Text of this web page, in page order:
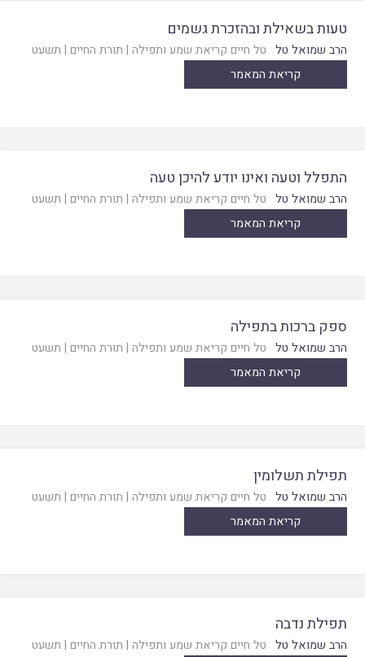
טעות בשאילת ובהזכרת גשמים
הרב שמואל טל טל חיים קריאת שמע ותפילה | תורת החיים | תשעט
קריאת המאמר
התפלל וטעה ואינו יודע להיכן טעה
הרב שמואל טל טל חיים קריאת שמע ותפילה | תורת החיים | תשעט
קריאת המאמר
ספק ברכות בתפילה
הרב שמואל טל טל חיים קריאת שמע ותפילה | תורת החיים | תשעט
קריאת המאמר
תפילת תשלומין
הרב שמואל טל טל חיים קריאת שמע ותפילה | תורת החיים | תשעט
קריאת המאמר
תפילת נדבה
הרב שמואל טל טל חיים קריאת שמע ותפילה | תורת החיים | תשעט